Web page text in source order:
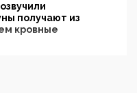
получают из
кровные